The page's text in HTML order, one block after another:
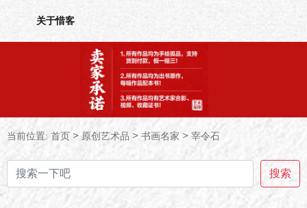
关于惜客
当前位置: 首页 > 原创艺术品 > 书画名家 > 宰令石
搜索